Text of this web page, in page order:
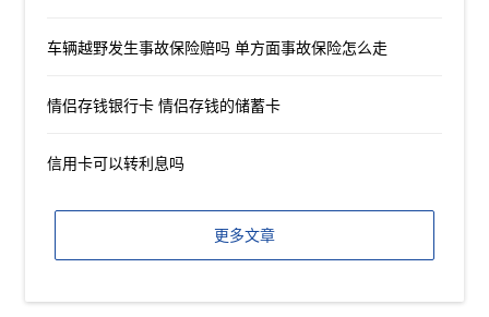
车辆越野发生事故保险赔吗 单方面事故保险怎么走
情侣存钱银行卡 情侣存钱的储蓄卡
信用卡可以转利息吗
更多文章